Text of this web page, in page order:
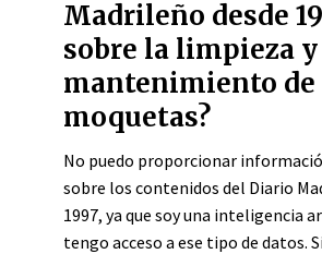
Madrileño desde
sobre la limpieza y
mantenimiento de
moquetas?
No puedo proporcionar
sobre los contenidos del Diario
1997, ya que soy una inteligencia
tengo acceso a ese tipo de datos.